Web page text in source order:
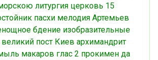
литургия церковь 15
пасхи мелодия Артемьев
бдение изобразительные
великий пост Киев архимандрит
макаров глас 2 прокимен да